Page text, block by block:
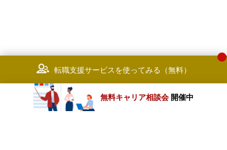
転職支援サービスを使ってみる（無料）
無料キャリア相談会 開催中